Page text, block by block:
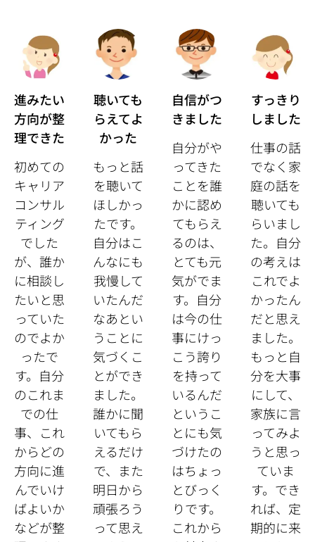
進みたい
方向が整
理できた
初めての
キャリア
コンサル
ティング
でした
が、誰か
に相談し
たいと思
っていた
のでよか
ったで
す。自分
のこれま
での仕
事、これ
からどの
方向に進
んでいけ
ばよいか
などが整
聴いても
らえてよ
かった
もっと話
を聴いて
ほしかっ
たです。
自分はこ
んなにも
我慢して
いたんだ
なあとい
うことに
気づくこ
とができ
ました。
誰かに聞
いてもら
えるだけ
で、
また
明日から
頑張ろう
って思え
自信がつ
きました
自分がや
ってきた
ことを誰
かに認め
てもらえ
るのは、
とても元
気がでま
す。自分
は今の仕
事にけっ
こう誇り
を持って
いるんだ
というこ
とにも気
づけたの
はちょっ
とびっく
りです。
これから
すっきり
しました
仕事の話
でなく家
庭の話を
聴いても
らいまし
た。自分
の考えは
これでよ
かったん
だと思え
ました。
もっと自
分を大事
にして、
家族に言
ってみよ
うと思っ
ていま
す。でき
れば、定
期的に来